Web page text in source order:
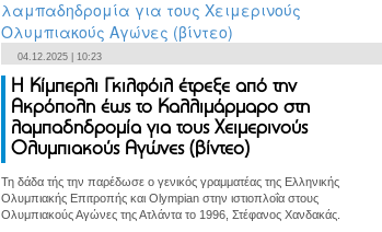
04.12.2025 | 10:23
Η Κίμπερλι Γκιλφόιλ έτρεξε από την
Ακρόπολη έως το Καλλιμάρμαρο στη
λαμπαδηδρομία για τους Χειμερινούς
Ολυμπιακούς Αγώνες (βίντεο)
Τη δάδα τής την παρέδωσε ο γενικός γραμματέας της Ελληνικής
Ολυμπιακής Επιτροπής και Olympian στην ιστιοπλοΐα στους
Ολυμπιακούς Αγώνες της Ατλάντα το 1996, Στέφανος Χανδακάς.